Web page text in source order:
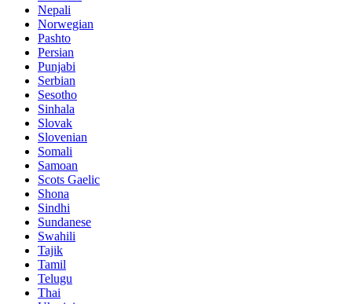
Nepali
Norwegian
Pashto
Persian
Punjabi
Serbian
Sesotho
Sinhala
Slovak
Slovenian
Somali
Samoan
Scots Gaelic
Shona
Sindhi
Sundanese
Swahili
Tajik
Tamil
Telugu
Thai